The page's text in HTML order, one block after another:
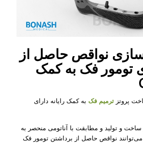
نواقص حاصل از
تومور فک به کمک
پروتز ترمیم فکبه کمک رایانه دارای
و تولید و مطابقت با آناتومی منحصر به
می‌توانند نواقص حاصل از برداشتن تومور فک